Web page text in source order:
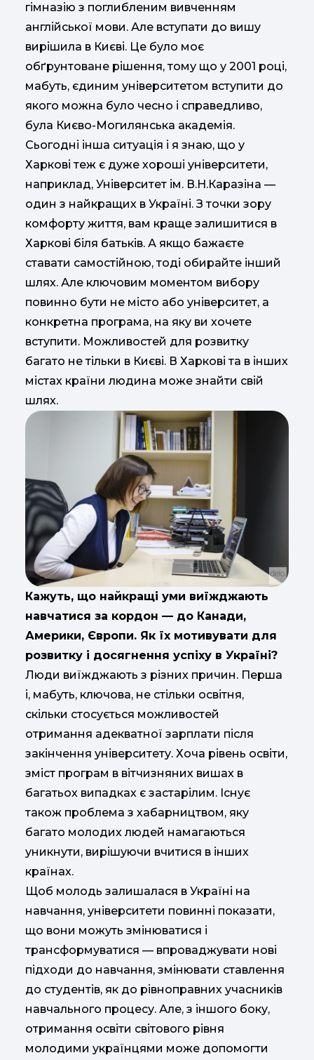
гімназію з поглибленим вивченням
англійської мови. Але вступати до вишу
вирішила в Києві. Це було моє
обґрунтоване рішення, тому що у 2001 році,
мабуть, єдиним університетом вступити до
якого можна було чесно і справедливо,
була Києво-Могилянська академія.
Сьогодні інша ситуація і я знаю, що у
Харкові теж є дуже хороші університети,
наприклад, Університет ім. В.Н.Каразіна —
один з найкращих в Україні. З точки зору
комфорту життя, вам краще залишитися в
Харкові біля батьків. А якщо бажаєте
ставати самостійною, тоді обирайте інший
шлях. Але ключовим моментом вибору
повинно бути не місто або університет, а
конкретна програма, на яку ви хочете
вступити. Можливостей для розвитку
багато не тільки в Києві. В Харкові та в інших
містах країни людина може знайти свій
шлях.
Кажуть, що найкращі уми виїжджають
навчатися за кордон — до Канади,
Америки, Європи. Як їх мотивувати для
розвитку і досягнення успіху в Україні?
Люди виїжджають з різних причин. Перша
і, мабуть, ключова, не стільки освітня,
скільки стосується можливостей
отримання адекватної зарплати після
закінчення університету. Хоча рівень освіти,
зміст програм в вітчизняних вишах в
багатьох випадках є застарілим. Існує
також проблема з хабарництвом, яку
багато молодих людей намагаються
уникнути, вирішуючи вчитися в інших
країнах.
Щоб молодь залишалася в Україні на
навчання, університети повинні показати,
що вони можуть змінюватися і
трансформуватися — впроваджувати нові
підходи до навчання, змінювати ставлення
до студентів, як до рівноправних учасників
навчального процесу. Але, з іншого боку,
отримання освіти світового рівня
молодими українцями може допомогти